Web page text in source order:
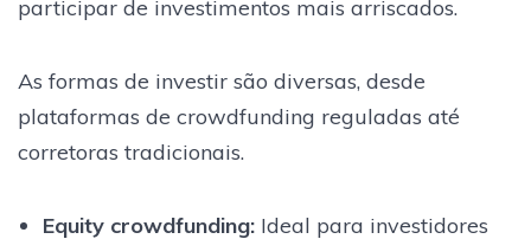
participar de investimentos mais arriscados.
As formas de investir são diversas, desde
plataformas de crowdfunding reguladas até
corretoras tradicionais.
Equity crowdfunding:Ideal para investidores